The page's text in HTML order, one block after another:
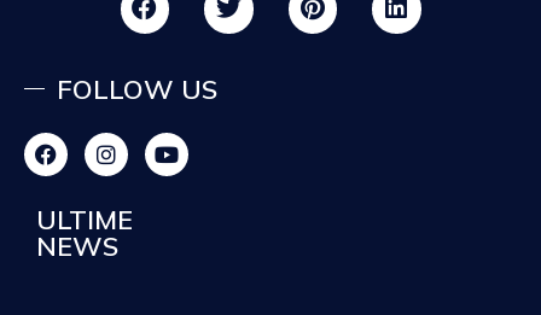
FOLLOW US
ULTIME
NEWS